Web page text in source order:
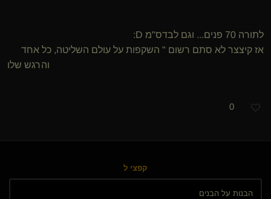
לתורה 70 פנים... וגם לבדס"מ D:
אז קיצצר לא סתם רשום " השקפות על עולם השליטה, כל אחד
והרגש שלו
0
קפצי ל